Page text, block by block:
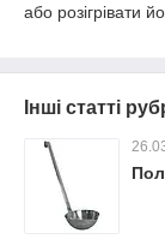
або розігрівати
Інші статті